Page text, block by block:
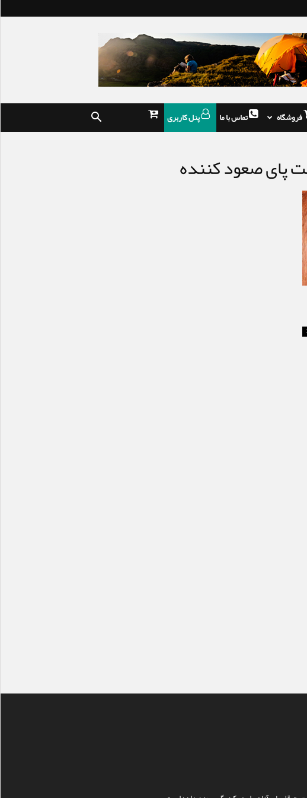
فروشگاه تماس با ما پنل کاربری
پای صعود کننده